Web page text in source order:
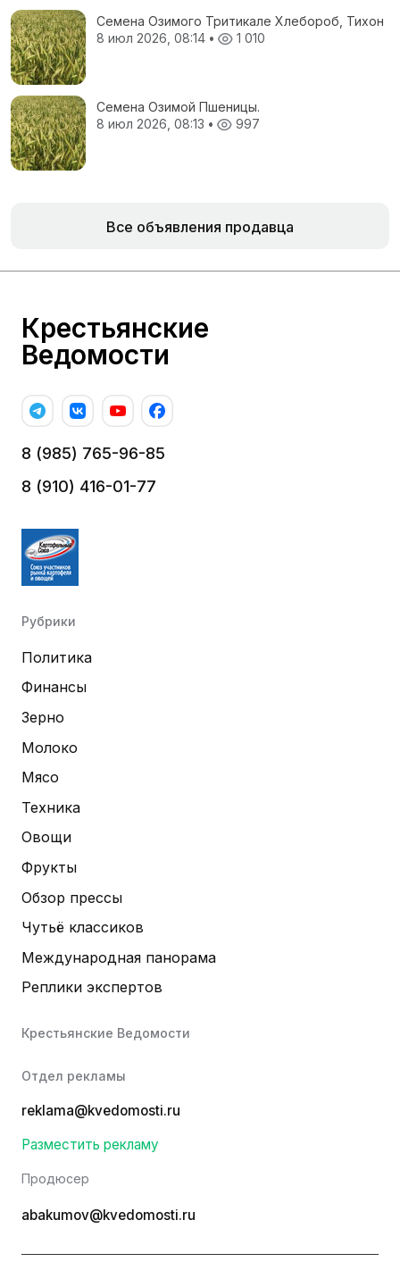
Семена Озимого Тритикале Хлебороб, Тихон
8 июл 2026, 08:14 • 1 010
Семена Озимой Пшеницы.
8 июл 2026, 08:13 • 997
Все объявления продавца
Крестьянские
Ведомости
8 (985) 765-96-85
8 (910) 416-01-77
Рубрики
Политика
Финансы
Зерно
Молоко
Мясо
Техника
Овощи
Фрукты
Обзор прессы
Чутьё классиков
Международная панорама
Реплики экспертов
Крестьянские Ведомости
Отдел рекламы
reklama@kvedomosti.ru
Разместить рекламу
Продюсер
abakumov@kvedomosti.ru